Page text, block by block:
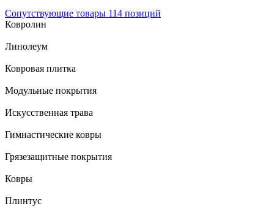
Сопутствующие товары 114 позиций
Ковролин
Линолеум
Ковровая плитка
Модульные покрытия
Искусственная трава
Гимнастические ковры
Грязезащитные покрытия
Ковры
Плинтус